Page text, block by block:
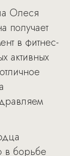
Олеся
получает
в фитнес-
активных
в борьбе